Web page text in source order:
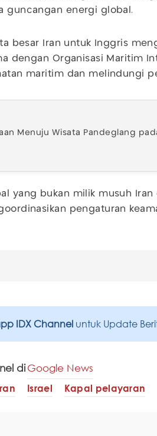
guncangan energi global.
besar Iran untuk Inggris
dengan Organisasi Maritim
maritim dan melindungi
Menuju Wisata Pandeglang
yang bukan milik musuh
pengaturan
IDX Channel untuk Update
diGoogle News
Israel Kapal pelayaran